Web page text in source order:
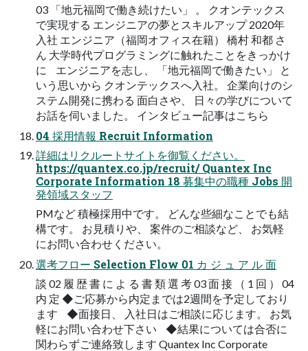
03 「地元福岡で働き続けたい」 。 クオンテックス
で実現する エンジニアの夢とスキルアップ 2020年
入社 エンジニア（福岡オフィス在籍） 橋村 和都 さ
ん 大学時代プログラミングに触れたことをきっかけ
に エンジニアを志し、 「地元福岡で働きたい」 と
いう思いから クオンテックスへ入社。 企業向けのシ
ステム開発に携わる 面白さや、 日々の学びについて
お話を伺いました。 インタビュー記事はこちら
04 採用情報 Recruit Information
詳細はリクルートサイトを御覧ください。
https://quantex.co.jp/recruit/ Quantex Inc
Corporate Information 18 募集中の職種 Jobs 開
発領域スタッフ
PMなど 積極採用中です。 どんな些細なことでも結
構です。 お見積りや、 案件のご相談など、 お気軽
にお問い合わせください。
選考フロー Selection Flow 01 カ ジ ュ ア ル 面
談 02 履 歴 書 に よ る 書 類 選 考 03 面 接 （ 1 回 ） 04
内 定 ◆ご応募から内定までは2週間を予定しており
ます ◆面接日、 入社日はご相談に応じます。 お気
軽にお問い合わせ下さい ◆結果については合否に
関わらずご連絡致します Quantex Inc Corporate